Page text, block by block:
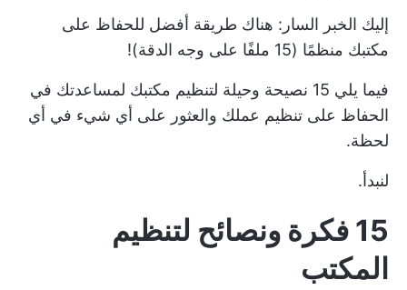
إليك الخبر السار: هناك طريقة أفضل للحفاظ على
مكتبك منظمًا (15 ملفًا على وجه الدقة)!
فيما يلي 15 نصيحة وحيلة لتنظيم مكتبك لمساعدتك في
الحفاظ على تنظيم عملك والعثور على أي شيء في أي
لحظة.
لنبدأ.
15 فكرة ونصائح لتنظيم
المكتب